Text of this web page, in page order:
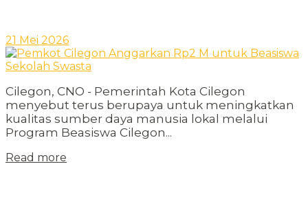
21 Mei 2026
Cilegon, CNO - Pemerintah Kota Cilegon
menyebut terus berupaya untuk meningkatkan
kualitas sumber daya manusia lokal melalui
Program Beasiswa Cilegon...
Read more